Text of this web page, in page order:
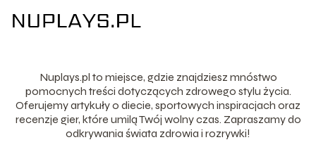
Nuplays.pl to miejsce, gdzie znajdziesz mnóstwo
pomocnych treści dotyczących zdrowego stylu życia.
Oferujemy artykuły o diecie, sportowych inspiracjach oraz
recenzje gier, które umilą Twój wolny czas. Zapraszamy do
odkrywania świata zdrowia i rozrywki!